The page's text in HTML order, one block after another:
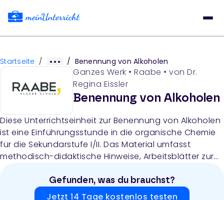
Startseite / / Benennung von Alkoholen
Ganzes Werk • Raabe • von Dr.
Regina Eissler
Benennung von Alkoholen
Diese Unterrichtseinheit zur Benennung von Alkoholen
ist eine Einführungsstunde in die organische Chemie
für die Sekundarstufe I/II. Das Material umfasst
methodisch-didaktische Hinweise, Arbeitsblätter zur
Verbindungen sowie digitale LearningApps mit
Aufgaben auf verschiedenen Differenzierungsstufen.
Gefunden, was du brauchst?
Jetzt 14 Tage kostenlos testen